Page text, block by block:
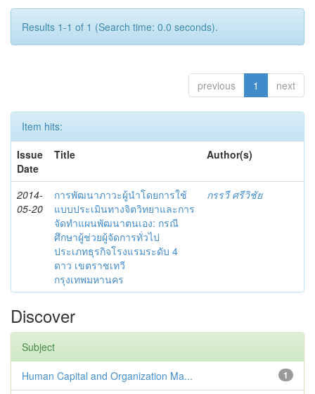
Results 1-1 of 1 (Search time: 0.0 seconds).
previous 1 next
Item hits:
Issue
Date
Title Author(s)
2014-
05-20
การพัฒนาภาวะผู้นำโดยการใช้
แบบประเมินทางจิตวิทยาและการ
จัดทำแผนพัฒนาตนเอง: กรณี
ศึกษาผู้ช่วยผู้จัดการทั่วไป
ประเภทธุรกิจโรงแรมระดับ 4
ดาว เขตราชเทวี
กรุงเทพมหานคร
กรรวี ศรีวิชัย
Discover
Subject
1
Human Capital and Organization Ma...